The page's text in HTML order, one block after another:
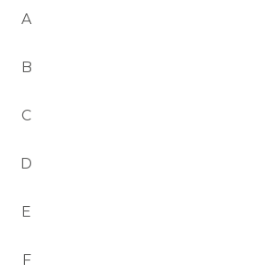
A
B
C
D
E
F